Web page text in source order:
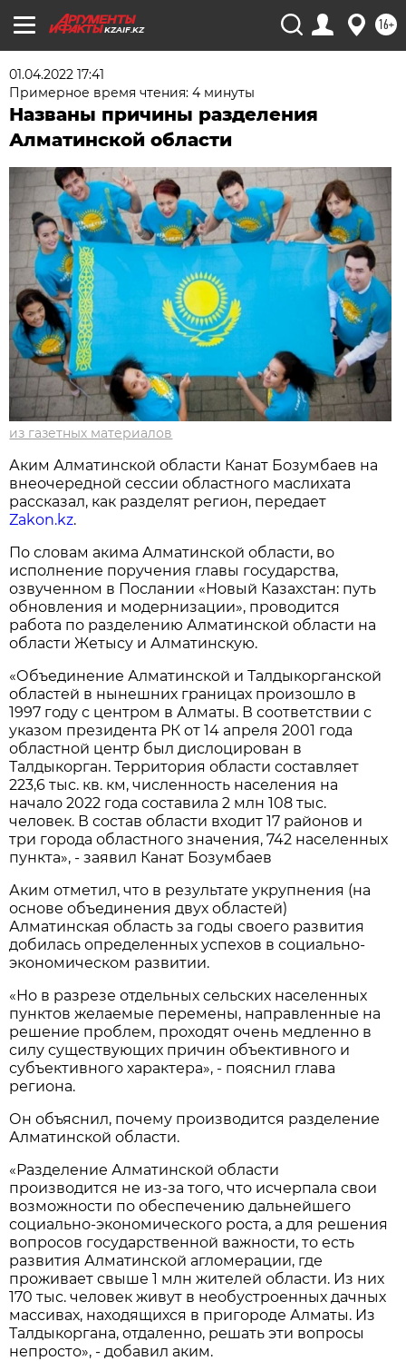
KZAIF.KZ 16+
01.04.2022 17:41
Примерное время чтения: 4 минуты
Названы причины разделения
Алматинской области
из газетных материалов
Аким Алматинской области Канат Бозумбаев на
внеочередной сессии областного маслихата
рассказал, как разделят регион, передает
Zakon.kz.
По словам акима Алматинской области, во
исполнение поручения главы государства,
озвученном в Послании «Новый Казахстан: путь
обновления и модернизации», проводится
работа по разделению Алматинской области на
области Жетысу и Алматинскую.
«Объединение Алматинской и Талдыкорганской
областей в нынешних границах произошло в
1997 году с центром в Алматы. В соответствии с
указом президента РК от 14 апреля 2001 года
областной центр был дислоцирован в
Талдыкорган. Территория области составляет
223,6 тыс. кв. км, численность населения на
начало 2022 года составила 2 млн 108 тыс.
человек. В состав области входит 17 районов и
три города областного значения, 742 населенных
пункта», - заявил Канат Бозумбаев
Аким отметил, что в результате укрупнения (на
основе объединения двух областей)
Алматинская область за годы своего развития
добилась определенных успехов в социально-
экономическом развитии.
«Но в разрезе отдельных сельских населенных
пунктов желаемые перемены, направленные на
решение проблем, проходят очень медленно в
силу существующих причин объективного и
субъективного характера», - пояснил глава
региона.
Он объяснил, почему производится разделение
Алматинской области.
«Разделение Алматинской области
производится не из-за того, что исчерпала свои
возможности по обеспечению дальнейшего
социально-экономического роста, а для решения
вопросов государственной важности, то есть
развития Алматинской агломерации, где
проживает свыше 1 млн жителей области. Из них
170 тыс. человек живут в необустроенных дачных
массивах, находящихся в пригороде Алматы. Из
Талдыкоргана, отдаленно, решать эти вопросы
непросто», - добавил аким.